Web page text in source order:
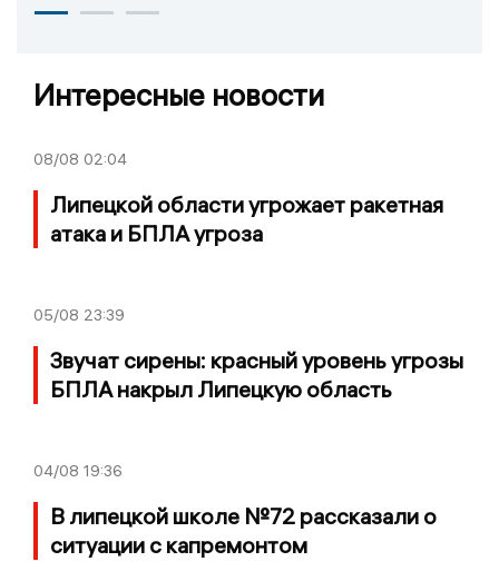
Интересные новости
08/08 02:04
Липецкой области угрожает ракетная
атака и БПЛА угроза
05/08 23:39
Звучат сирены: красный уровень угрозы
БПЛА накрыл Липецкую область
04/08 19:36
В липецкой школе №72 рассказали о
ситуации с капремонтом